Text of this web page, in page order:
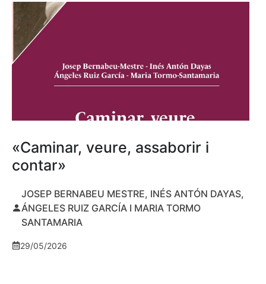
«Caminar, veure, assaborir i
contar»
JOSEP BERNABEU MESTRE, INÉS ANTÓN DAYAS,
ÁNGELES RUIZ GARCÍA I MARIA TORMO
SANTAMARIA
29/05/2026